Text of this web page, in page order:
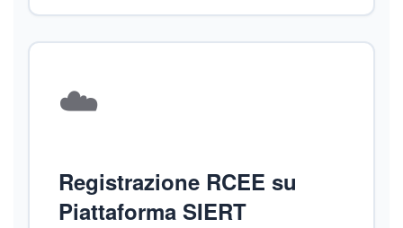
☁️
Registrazione RCEE su
Piattaforma SIERT